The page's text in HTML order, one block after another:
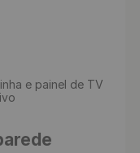
e painel de TV